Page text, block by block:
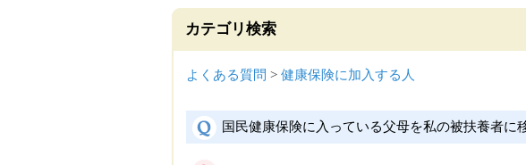
カテゴリ検索
よくある質問 > 健康保険に加入する人
国民健康保険に入っている父母を私の被扶養者に